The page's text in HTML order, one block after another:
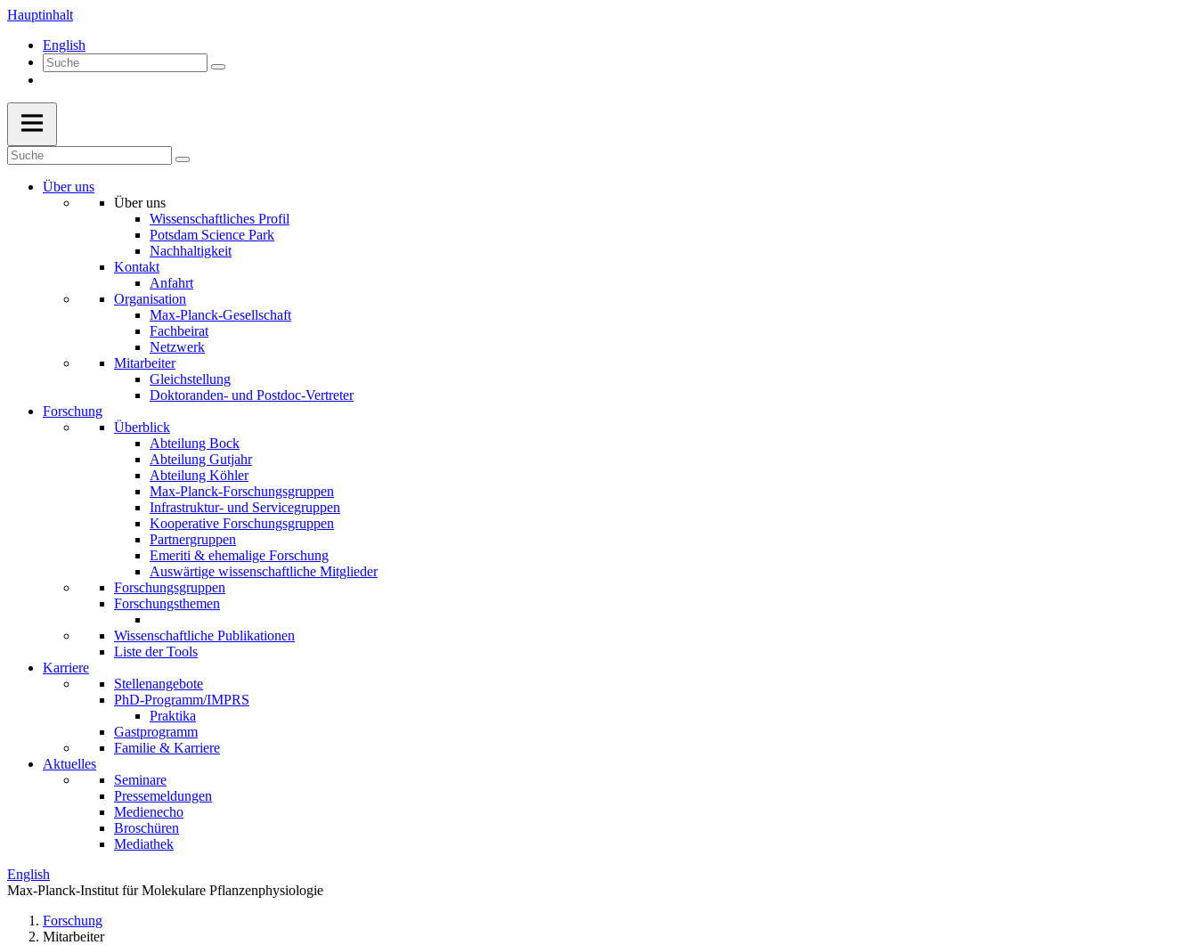
Hauptinhalt
English
Über uns
Über uns
Wissenschaftliches Profil
Potsdam Science Park
Nachhaltigkeit
Kontakt
Anfahrt
Organisation
Max-Planck-Gesellschaft
Fachbeirat
Netzwerk
Mitarbeiter
Gleichstellung
Doktoranden- und Postdoc-Vertreter
Forschung
Überblick
Abteilung Bock
Abteilung Gutjahr
Abteilung Köhler
Max-Planck-Forschungsgruppen
Infrastruktur- und Servicegruppen
Kooperative Forschungsgruppen
Partnergruppen
Emeriti & ehemalige Forschung
Auswärtige wissenschaftliche Mitglieder
Forschungsgruppen
Forschungsthemen
Wissenschaftliche Publikationen
Liste der Tools
Karriere
Stellenangebote
PhD-Programm/IMPRS
Praktika
Gastprogramm
Familie & Karriere
Aktuelles
Seminare
Pressemeldungen
Medienecho
Broschüren
Mediathek
English
Max-Planck-Institut für Molekulare Pflanzenphysiologie
Forschung
Mitarbeiter